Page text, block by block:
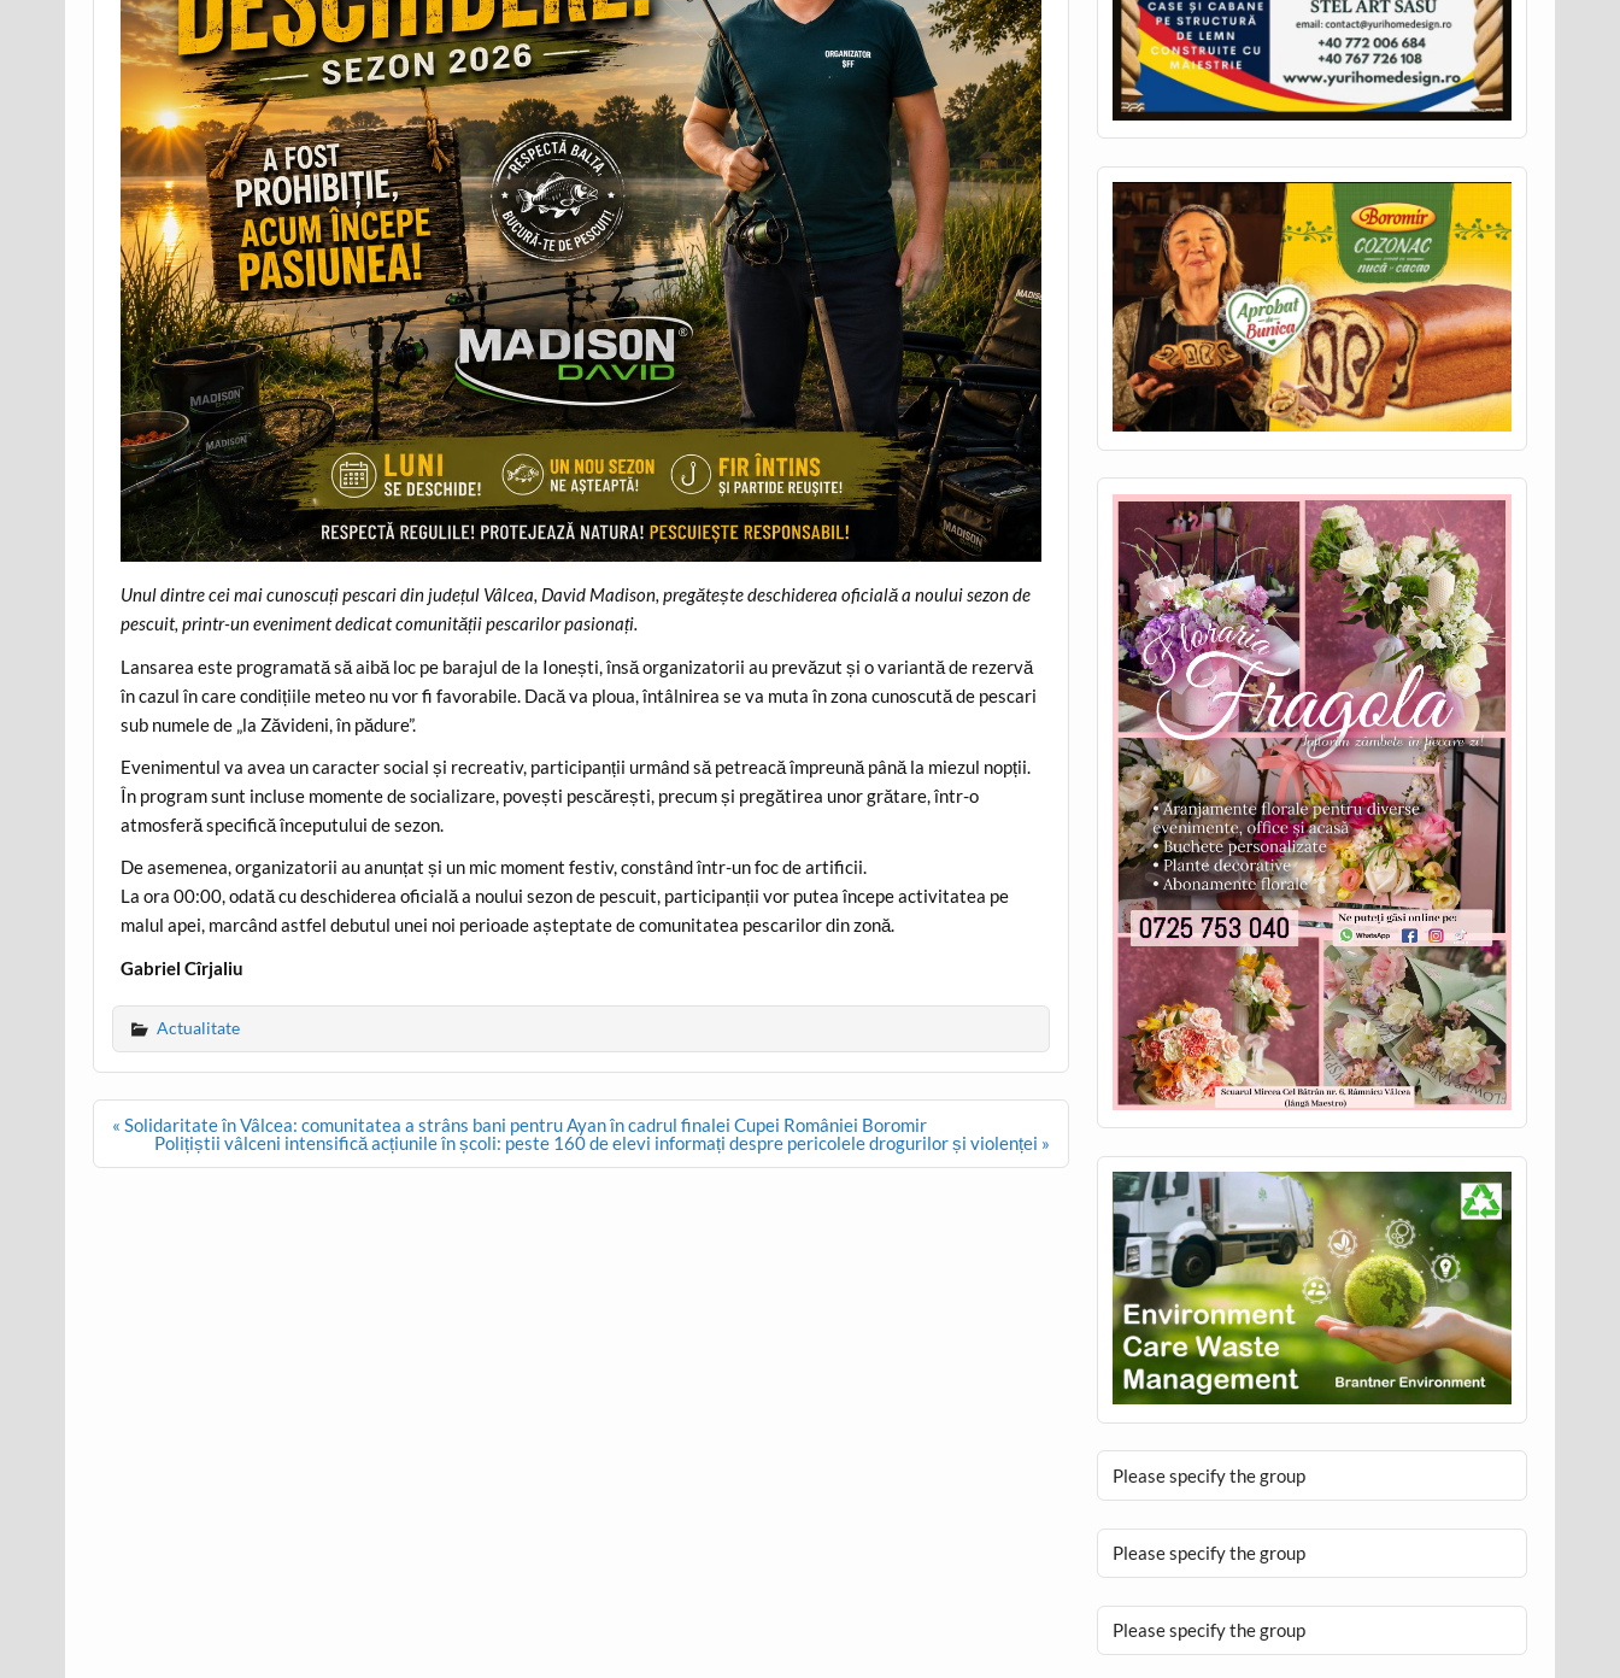
Unul dintre cei mai cunoscuți pescari din județul Vâlcea, David Madison, pregătește deschiderea oficială a noului sezon de
pescuit, printr-un eveniment dedicat comunității pescarilor pasionați.
Lansarea este programată să aibă loc pe barajul de la Ionești, însă organizatorii au prevăzut și o variantă de rezervă
în cazul în care condițiile meteo nu vor fi favorabile. Dacă va ploua, întâlnirea se va muta în zona cunoscută de pescari
sub numele de „la Zăvideni, în pădure”.
Evenimentul va avea un caracter social și recreativ, participanții urmând să petreacă împreună până la miezul nopții.
În program sunt incluse momente de socializare, povești pescărești, precum și pregătirea unor grătare, într-o
atmosferă specifică începutului de sezon.
De asemenea, organizatorii au anunțat și un mic moment festiv, constând într-un foc de artificii.
La ora 00:00, odată cu deschiderea oficială a noului sezon de pescuit, participanții vor putea începe activitatea pe
malul apei, marcând astfel debutul unei noi perioade așteptate de comunitatea pescarilor din zonă.
Gabriel Cîrjaliu
Actualitate
Post
navigation
« Solidaritate în Vâlcea: comunitatea a strâns bani pentru Ayan în cadrul finalei Cupei României Boromir
Polițiștii vâlceni intensifică acțiunile în școli: peste 160 de elevi informați despre pericolele drogurilor și violenței »
Please specify the group
Please specify the group
Please specify the group